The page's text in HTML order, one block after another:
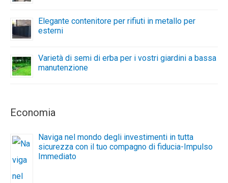
Elegante contenitore per rifiuti in metallo per
esterni
Varietà di semi di erba per i vostri giardini a bassa
manutenzione
Economia
Naviga nel mondo degli investimenti in tutta
sicurezza con il tuo compagno di fiducia-Impulso
Immediato